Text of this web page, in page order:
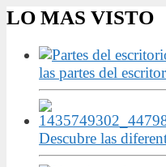
LO MAS VISTO
las partes del
Descubre las